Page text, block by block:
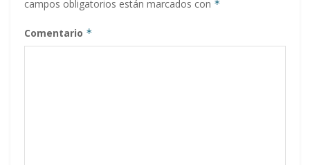
campos obligatorios están marcados con *
Comentario *